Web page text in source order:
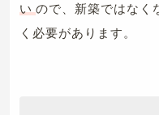
い ので、新築ではなく
く必要があります。